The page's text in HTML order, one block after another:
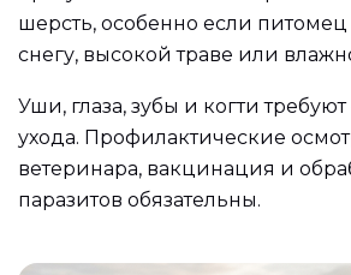
шерсть, особенно если питомец
снегу, высокой траве или
Уши, глаза, зубы и когти требуют
ухода. Профилактические
ветеринара, вакцинация и
паразитов обязательны.